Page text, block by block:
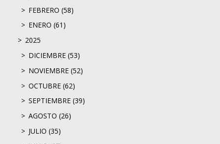
FEBRERO (58)
ENERO (61)
2025
DICIEMBRE (53)
NOVIEMBRE (52)
OCTUBRE (62)
SEPTIEMBRE (39)
AGOSTO (26)
JULIO (35)